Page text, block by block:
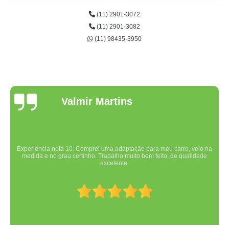
(11) 2901-3072
(11) 2901-3082
(11) 98435-3950
Valmir Martins
Experiência nota 10. Comprei uma adaptação para meu carro, veio na
medida e no grau certinho. Trabalho muito bem feito, de qualidade
excelente.